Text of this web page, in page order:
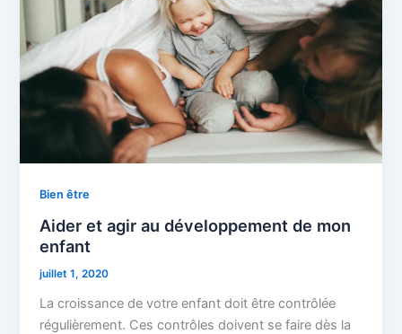
Bien être
Aider et agir au développement de mon
enfant
juillet 1, 2020
La croissance de votre enfant doit être contrôlée
régulièrement. Ces contrôles doivent se faire dès la